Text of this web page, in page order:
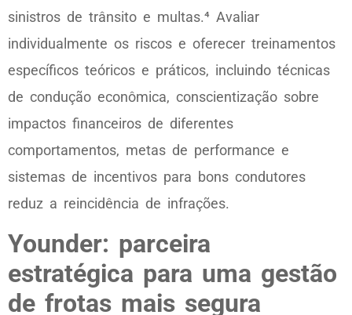
sinistros de trânsito e multas.⁴ Avaliar
individualmente os riscos e oferecer treinamentos
específicos teóricos e práticos, incluindo técnicas
de condução econômica, conscientização sobre
impactos financeiros de diferentes
comportamentos, metas de performance e
sistemas de incentivos para bons condutores
reduz a reincidência de infrações.
Younder: parceira
estratégica para uma gestão
de frotas mais segura